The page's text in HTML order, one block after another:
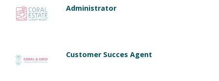
Administrator
Customer Succes Agent